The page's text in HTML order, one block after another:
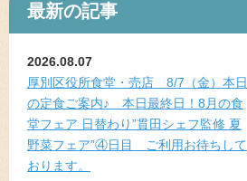
最新の記事
2026.08.07
厚別区役所食堂・売店 8/7（金）本日
の定食ご案内♪ 本日最終日！8月の食
堂フェア 日替わり”貫田シェフ監修 夏
野菜フェア”④日目 ご利用お待ちして
おります。